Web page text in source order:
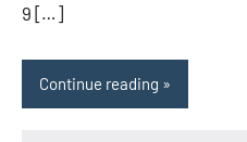
9 […]
Continue reading